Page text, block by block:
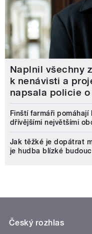
Naplnil všechny
k nenávisti a
napsala policie o
Finští farmáři
dřívějšími největšími
Jak těžké je dopátrat
je hudba blízké
Český rozhlas